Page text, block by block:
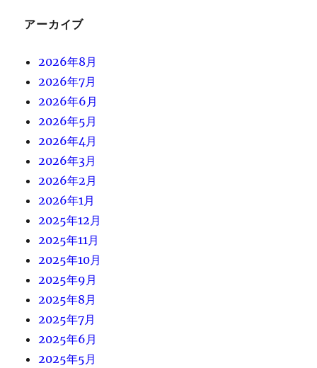
アーカイブ
2026年8月
2026年7月
2026年6月
2026年5月
2026年4月
2026年3月
2026年2月
2026年1月
2025年12月
2025年11月
2025年10月
2025年9月
2025年8月
2025年7月
2025年6月
2025年5月